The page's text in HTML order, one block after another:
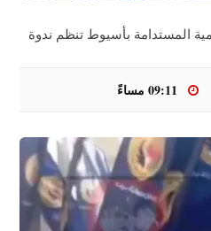
المستدامة بأسيوط تنظم ندوة